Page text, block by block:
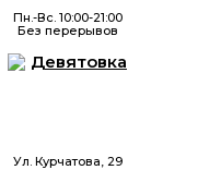
Пн.-Вс. 10:00-21:00
Без перерывов
Девятовка
Ул. Курчатова, 29